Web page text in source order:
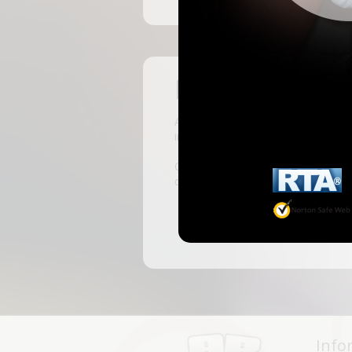
Pas encore
ABKingdom est le site français de
inscrivant, vous pourrez accéder
C'est rapide et gratuit, des milliers
discussions, faire des rencontres,